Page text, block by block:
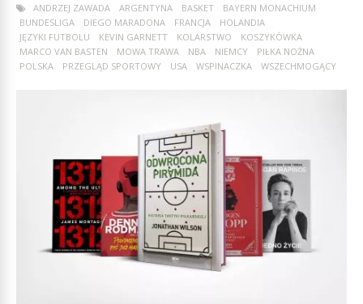
ANDRZEJ ZAWADA
ARGENTYNA BASKET
BAYERN MONACHIUM
BUNDESLIGA
DIEGO MARADONA FRANCJA
HOLANDIA
JĘZYKI FUTBOLU
KEVIN GARNETT KOLARSTWO
KOSZYKÓWKA
MARCO VAN BASTEN
MOWA TRAWA NBA NIEMCY
PIŁKA NOŻNA
POLSKA
PRZEGLĄD SPORTOWY USA WSPINACZKA WSZECHMOGĄCY